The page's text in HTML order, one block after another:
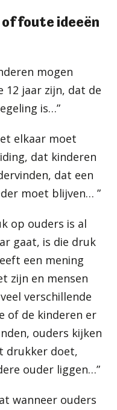
foute ideeën
mogen
12 jaar zijn, dat de
is…”
elkaar moet
dat kinderen
dat een
moet blijven… ”
op ouders is al
gaat, is die druk
een mening
zijn en mensen
verschillende
of de kinderen er
ouders kijken
drukker doet,
ouder liggen…”
wanneer ouders